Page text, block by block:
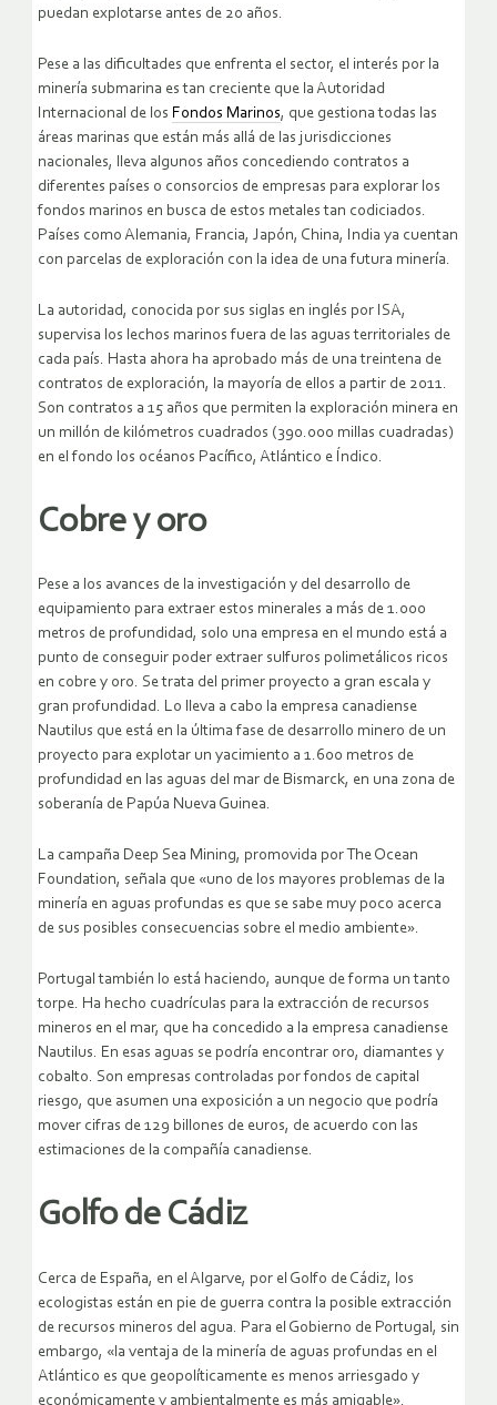
puedan explotarse antes de 20 años.
Pese a las dificultades que enfrenta el sector, el interés por la
minería submarina es tan creciente que la Autoridad
Internacional de los Fondos Marinos, que gestiona todas las
áreas marinas que están más allá de las jurisdicciones
nacionales, lleva algunos años concediendo contratos a
diferentes países o consorcios de empresas para explorar los
fondos marinos en busca de estos metales tan codiciados.
Países como Alemania, Francia, Japón, China, India ya cuentan
con parcelas de exploración con la idea de una futura minería.
La autoridad, conocida por sus siglas en inglés por ISA,
supervisa los lechos marinos fuera de las aguas territoriales de
cada país. Hasta ahora ha aprobado más de una treintena de
contratos de exploración, la mayoría de ellos a partir de 2011.
Son contratos a 15 años que permiten la exploración minera en
un millón de kilómetros cuadrados (390.000 millas cuadradas)
en el fondo los océanos Pacífico, Atlántico e Índico.
Cobre y oro
Pese a los avances de la investigación y del desarrollo de
equipamiento para extraer estos minerales a más de 1.000
metros de profundidad, solo una empresa en el mundo está a
punto de conseguir poder extraer sulfuros polimetálicos ricos
en cobre y oro. Se trata del primer proyecto a gran escala y
gran profundidad. Lo lleva a cabo la empresa canadiense
Nautilus que está en la última fase de desarrollo minero de un
proyecto para explotar un yacimiento a 1.600 metros de
profundidad en las aguas del mar de Bismarck, en una zona de
soberanía de Papúa Nueva Guinea.
La campaña Deep Sea Mining, promovida por The Ocean
Foundation, señala que «uno de los mayores problemas de la
minería en aguas profundas es que se sabe muy poco acerca
de sus posibles consecuencias sobre el medio ambiente».
Portugal también lo está haciendo, aunque de forma un tanto
torpe. Ha hecho cuadrículas para la extracción de recursos
mineros en el mar, que ha concedido a la empresa canadiense
Nautilus. En esas aguas se podría encontrar oro, diamantes y
cobalto. Son empresas controladas por fondos de capital
riesgo, que asumen una exposición a un negocio que podría
mover cifras de 129 billones de euros, de acuerdo con las
estimaciones de la compañía canadiense.
Golfo de Cádiz
Cerca de España, en el Algarve, por el Golfo de Cádiz, los
ecologistas están en pie de guerra contra la posible extracción
de recursos mineros del agua. Para el Gobierno de Portugal, sin
embargo, «la ventaja de la minería de aguas profundas en el
Atlántico es que geopolíticamente es menos arriesgado y
económicamente y ambientalmente es más amigable».